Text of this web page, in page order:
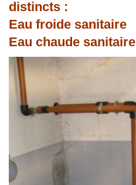
distincts :
Eau froide sanitaire
Eau chaude sanitaire